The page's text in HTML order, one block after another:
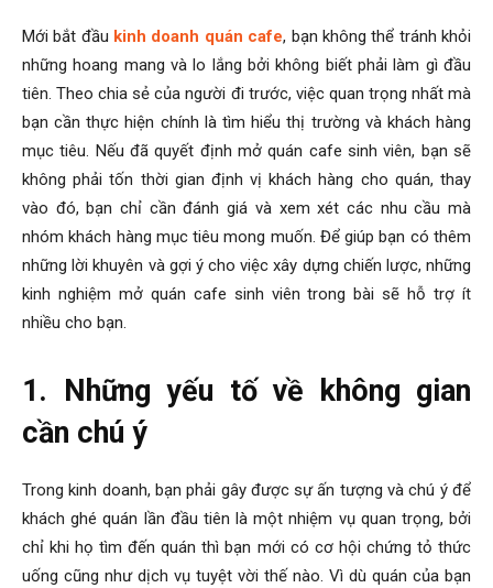
Mới bắt đầu kinh doanh quán cafe, bạn không thể tránh khỏi
những hoang mang và lo lắng bởi không biết phải làm gì đầu
tiên. Theo chia sẻ của người đi trước, việc quan trọng nhất mà
bạn cần thực hiện chính là tìm hiểu thị trường và khách hàng
mục tiêu. Nếu đã quyết định mở quán cafe sinh viên, bạn sẽ
không phải tốn thời gian định vị khách hàng cho quán, thay
vào đó, bạn chỉ cần đánh giá và xem xét các nhu cầu mà
nhóm khách hàng mục tiêu mong muốn. Để giúp bạn có thêm
những lời khuyên và gợi ý cho việc xây dựng chiến lược, những
kinh nghiệm mở quán cafe sinh viên trong bài sẽ hỗ trợ ít
nhiều cho bạn.
1. Những yếu tố về không gian
cần chú ý
Trong kinh doanh, bạn phải gây được sự ấn tượng và chú ý để
khách ghé quán lần đầu tiên là một nhiệm vụ quan trọng, bởi
chỉ khi họ tìm đến quán thì bạn mới có cơ hội chứng tỏ thức
uống cũng như dịch vụ tuyệt vời thế nào. Vì dù quán của bạn